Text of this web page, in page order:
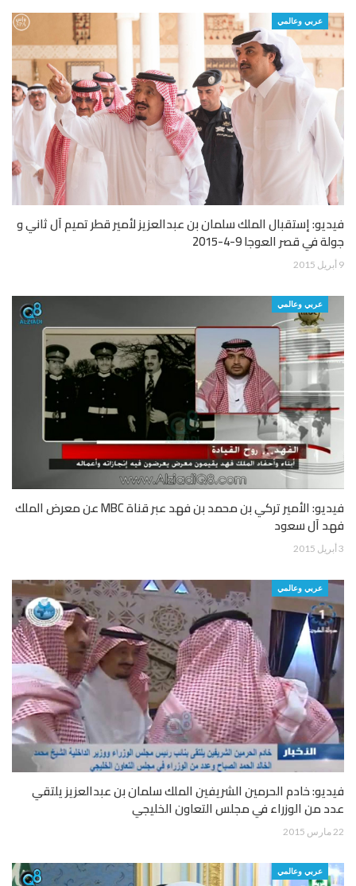
عربي وعالمي
فيديو: إستقبال الملك سلمان بن عبدالعزيز لأمير قطر تميم آل ثاني و
جولة في قصر العوجا 9-4-2015
9 أبريل 2015
عربي وعالمي
فيديو: الأمير تركي بن محمد بن فهد عبر قناة MBC عن معرض الملك
فهد آل سعود
3 أبريل 2015
عربي وعالمي
فيديو: خادم الحرمين الشريفين الملك سلمان بن عبدالعزيز يلتقي
عدد من الوزراء في مجلس التعاون الخليجي
22 مارس 2015
عربي وعالمي